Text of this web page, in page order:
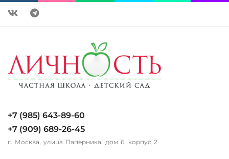
+7 (985) 643-89-60
+7 (909) 689-26-45
г. Москва, улица Паперника, дом 6, корпус 2